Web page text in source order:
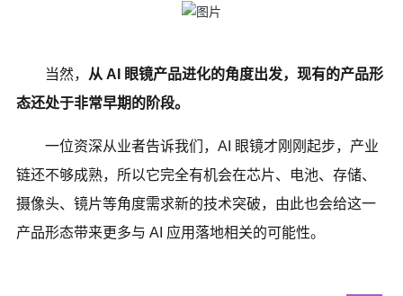
当然， 从 AI 眼镜产品进化的角度出发，现有的产品形
态还处于非常早期的阶段。
一位资深从业者告诉我们，AI 眼镜才刚刚起步，产业
链还不够成熟，所以它完全有机会在芯片、电池、存储、
摄像头、镜片等角度需求新的技术突破，由此也会给这一
产品形态带来更多与 AI 应用落地相关的可能性。